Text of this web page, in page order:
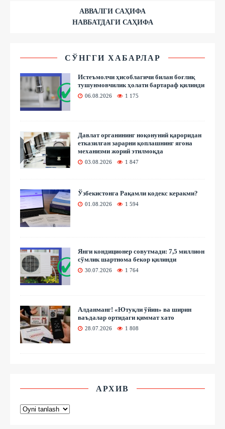
АВВАЛГИ САҲИФА
НАВБАТДАГИ САҲИФА
СЎНГГИ ХАБАРЛАР
Истеъмолчи ҳисоблагичи билан боғлиқ
тушунмовчилик ҳолати бартараф қилинди
06.08.2026 1 175
Давлат органининг ноқонуний қароридан
етказилган зарарни қоплашнинг ягона
механизми жорий этилмоқда
03.08.2026 1 847
Ўзбекистонга Рақамли кодекс керакми?
01.08.2026 1 594
Янги кондиционер совутмади: 7,5 миллион
сўмлик шартнома бекор қилинди
30.07.2026 1 764
Алданманг! «Ютуқли ўйин» ва ширин
ваъдалар ортидаги қиммат хато
28.07.2026 1 808
АРХИВ